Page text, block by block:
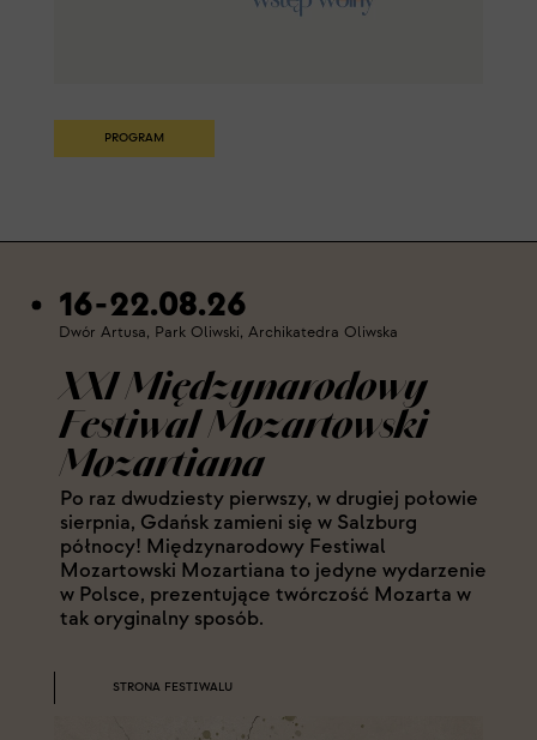
PROGRAM
16-22.08.26
Dwór Artusa, Park Oliwski, Archikatedra Oliwska
XXI Międzynarodowy
Festiwal Mozartowski
Mozartiana
Po raz dwudziesty pierwszy, w drugiej połowie
sierpnia, Gdańsk zamieni się w Salzburg
północy! Międzynarodowy Festiwal
Mozartowski Mozartiana to jedyne wydarzenie
w Polsce, prezentujące twórczość Mozarta w
tak oryginalny sposób.
STRONA FESTIWALU